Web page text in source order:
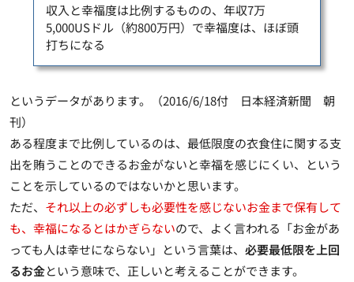
収入と幸福度は比例するものの、年収7万
5,000USドル（約800万円）で幸福度は、ほぼ頭
打ちになる
というデータがあります。（2016/6/18付 日本経済新聞 朝
刊）
ある程度まで比例しているのは、 最低限度の衣食住に関する支
出を賄うことのできるお金がないと幸福を感じにくい、という
ことを示しているのではないかと思います。
ただ、 それ以上の必ずしも必要性を感じないお金まで保有して
も、幸福になるとはかぎらないので、よく言われる「お金があ
っても人は幸せにならない」という言葉は、 必要最低限を上回
るお金という意味で、正しいと考えることができます。